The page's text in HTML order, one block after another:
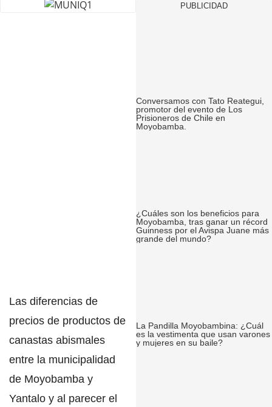
Las diferencias de
precios de productos de
canastas abismales
entre la municipalidad
de Moyobamba y
Yantalo y al parecer el
PUBLICIDAD
Conversamos con Tato Reategui,
promotor del evento de Los
Prisioneros de Chile en
Moyobamba.
¿Cuáles son los beneficios para
Moyobamba, tras ganar un récord
Guinness por el Avispa Juane más
grande del mundo?
La Pandilla Moyobambina: ¿Cuál
es la vestimenta que usan varones
y mujeres en su baile?